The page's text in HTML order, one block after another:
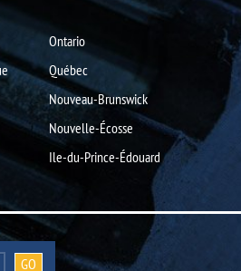
Ontario
Québec
Nouveau-Brunswick
Nouvelle-Écosse
Ile-du-Prince-Édouard